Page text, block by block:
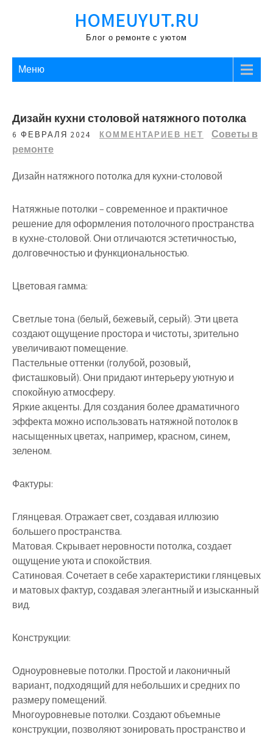
HOMEUYUT.RU
Блог о ремонте с уютом
Меню
Дизайн кухни столовой натяжного потолка
6 ФЕВРАЛЯ 2024 КОММЕНТАРИЕВ НЕТ
Советы в
ремонте
Дизайн натяжного потолка для кухни-столовой
Натяжные потолки – современное и практичное
решение для оформления потолочного пространства
в кухне-столовой. Они отличаются эстетичностью,
долговечностью и функциональностью.
Цветовая гамма:
Светлые тона (белый, бежевый, серый). Эти цвета
создают ощущение простора и чистоты, зрительно
увеличивают помещение.
Пастельные оттенки (голубой, розовый,
фисташковый). Они придают интерьеру уютную и
спокойную атмосферу.
Яркие акценты. Для создания более драматичного
эффекта можно использовать натяжной потолок в
насыщенных цветах, например, красном, синем,
зеленом.
Фактуры:
Глянцевая. Отражает свет, создавая иллюзию
большего пространства.
Матовая. Скрывает неровности потолка, создает
ощущение уюта и спокойствия.
Сатиновая. Сочетает в себе характеристики глянцевых
и матовых фактур, создавая элегантный и изысканный
вид.
Конструкции:
Одноуровневые потолки. Простой и лаконичный
вариант, подходящий для небольших и средних по
размеру помещений.
Многоуровневые потолки. Создают объемные
конструкции, позволяют зонировать пространство и